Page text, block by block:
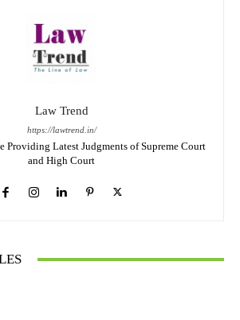
Law Trend
https://lawtrend.in/
Providing Latest Judgments of Supreme Court
and High Court